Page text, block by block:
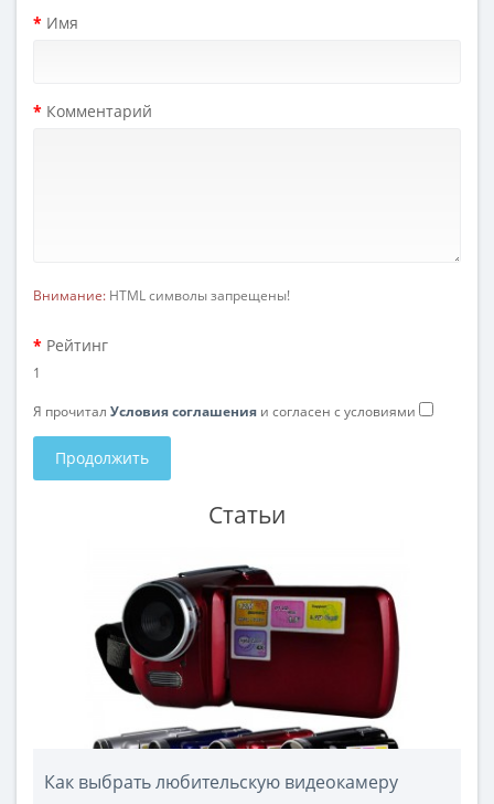
Имя
Комментарий
Внимание: HTML символы запрещены!
Рейтинг
1
Я прочитал Условия соглашения и согласен с условиями
Продолжить
Статьи
Как выбрать любительскую видеокамеру